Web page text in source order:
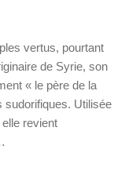
vertus, pourtant
de Syrie, son
« le père de la
sudorifiques. Utilisée
revient